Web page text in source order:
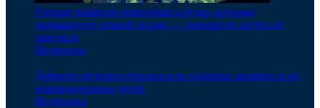
Ученые выявили иммунные клетки, которые
дирижируют атакой на рак, — раньше их почти не
замечали
Медицина
Дефицит мужчин отразился на здоровье женщин и их
новорожденных детей
Медицина